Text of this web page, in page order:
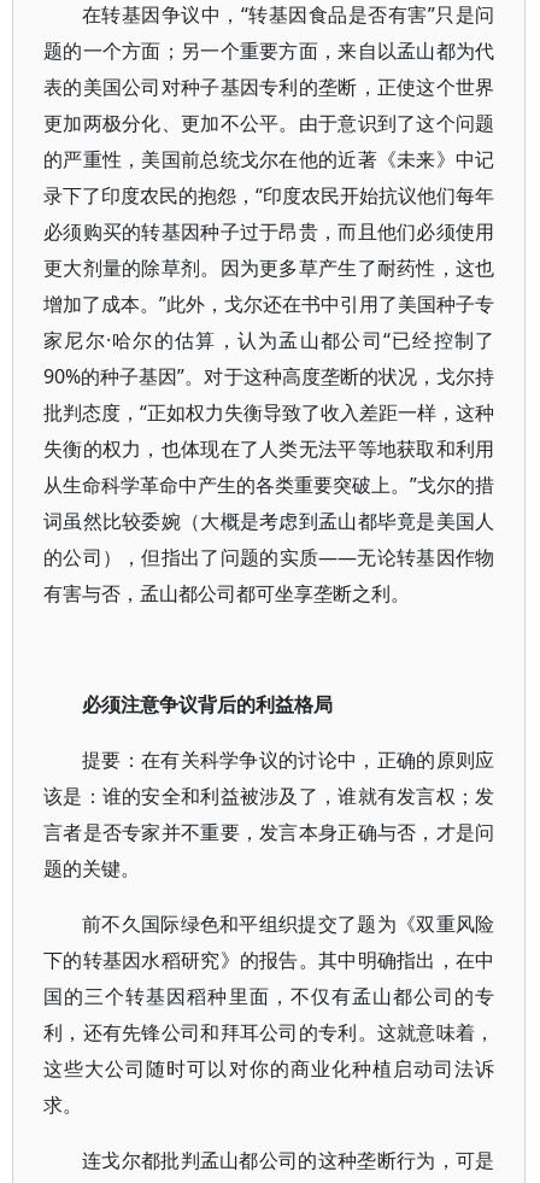
在转基因争议中，“转基因食品是否有害”只是问
题的一个方面；另一个重要方面，来自以孟山都为代
表的美国公司对种子基因专利的垄断，正使这个世界
更加两极分化、更加不公平。由于意识到了这个问题
的严重性，美国前总统戈尔在他的近著《未来》中记
录下了印度农民的抱怨，“印度农民开始抗议他们每年
必须购买的转基因种子过于昂贵，而且他们必须使用
更大剂量的除草剂。因为更多草产生了耐药性，这也
增加了成本。”此外，戈尔还在书中引用了美国种子专
家尼尔·哈尔的估算，认为孟山都公司“已经控制了
90%的种子基因”。对于这种高度垄断的状况，戈尔持
批判态度，“正如权力失衡导致了收入差距一样，这种
失衡的权力，也体现在了人类无法平等地获取和利用
从生命科学革命中产生的各类重要突破上。”戈尔的措
词虽然比较委婉（大概是考虑到孟山都毕竟是美国人
的公司），但指出了问题的实质——无论转基因作物
有害与否，孟山都公司都可坐享垄断之利。
必须注意争议背后的利益格局
提要：在有关科学争议的讨论中，正确的原则应
该是：谁的安全和利益被涉及了，谁就有发言权；发
言者是否专家并不重要，发言本身正确与否，才是问
题的关键。
前不久国际绿色和平组织提交了题为《双重风险
下的转基因水稻研究》的报告。其中明确指出，在中
国的三个转基因稻种里面，不仅有孟山都公司的专
利，还有先锋公司和拜耳公司的专利。这就意味着，
这些大公司随时可以对你的商业化种植启动司法诉
求。
连戈尔都批判孟山都公司的这种垄断行为，可是